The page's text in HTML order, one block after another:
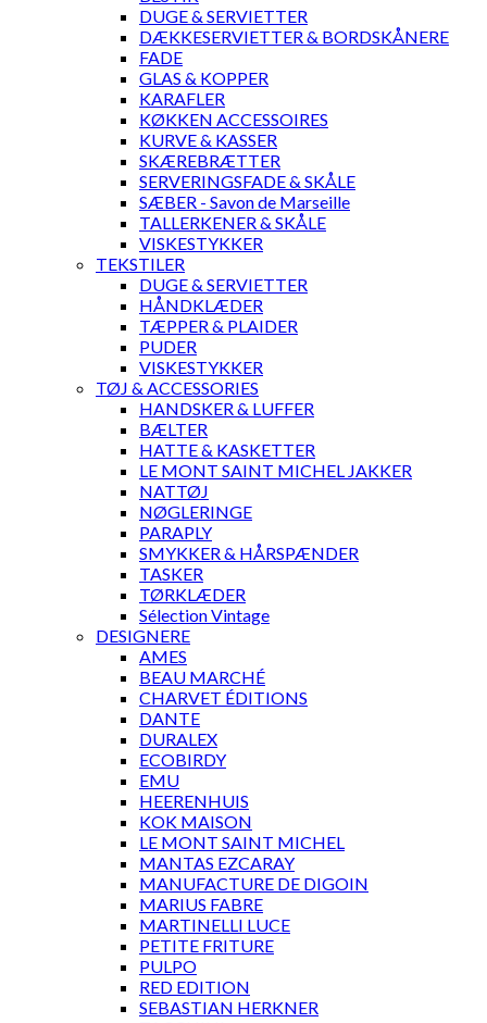
DUGE & SERVIETTER
DÆKKESERVIETTER & BORDSKÅNERE
FADE
GLAS & KOPPER
KARAFLER
KØKKEN ACCESSOIRES
KURVE & KASSER
SKÆREBRÆTTER
SERVERINGSFADE & SKÅLE
SÆBER - Savon de Marseille
TALLERKENER & SKÅLE
VISKESTYKKER
TEKSTILER
DUGE & SERVIETTER
HÅNDKLÆDER
TÆPPER & PLAIDER
PUDER
VISKESTYKKER
TØJ & ACCESSORIES
HANDSKER & LUFFER
BÆLTER
HATTE & KASKETTER
LE MONT SAINT MICHEL JAKKER
NATTØJ
NØGLERINGE
PARAPLY
SMYKKER & HÅRSPÆNDER
TASKER
TØRKLÆDER
Sélection Vintage
DESIGNERE
AMES
BEAU MARCHÉ
CHARVET ÉDITIONS
DANTE
DURALEX
ECOBIRDY
EMU
HEERENHUIS
KOK MAISON
LE MONT SAINT MICHEL
MANTAS EZCARAY
MANUFACTURE DE DIGOIN
MARIUS FABRE
MARTINELLI LUCE
PETITE FRITURE
PULPO
RED EDITION
SEBASTIAN HERKNER